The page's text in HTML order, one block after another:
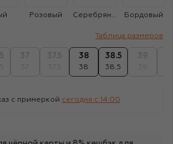
Розовый Серебряный Бордовый
Таблица размеров
38
38
38.5
38.5
с примеркой сегодня c 14:00